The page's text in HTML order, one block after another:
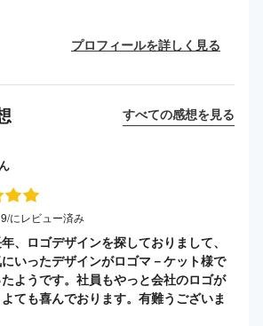
プロフィールを詳しく見る
すべての感想を見る
にレビュー済み
、ロゴデザインを探しておりまして、
いったデザインがロゴマ－ケット様で
たようです。社員もやっと会社のロゴが
ても喜んでおります。有難うございま